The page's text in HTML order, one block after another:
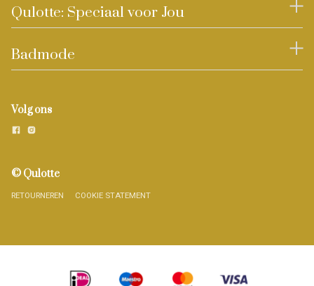
Qulotte: Speciaal voor Jou
Badmode
Volg ons
© Qulotte
RETOURNEREN COOKIE STATEMENT